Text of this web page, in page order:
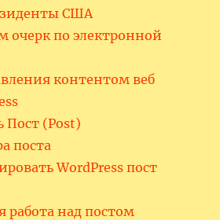
США
очерк по электронной
контентом веб
Пост (Post)
поста
WordPress пост
работа над постом